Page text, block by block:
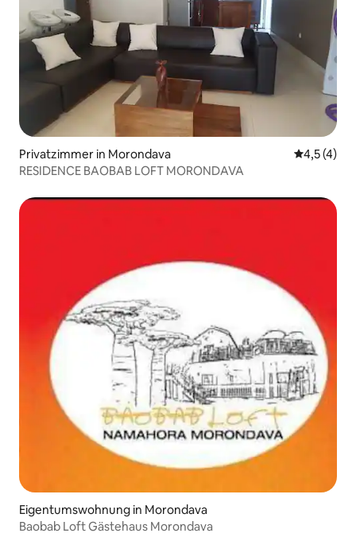
Privatzimmer in Morondava
4,5 (4)
RESIDENCE BAOBAB LOFT MORONDAVA
Eigentumswohnung in Morondava
Baobab Loft Gästehaus Morondava